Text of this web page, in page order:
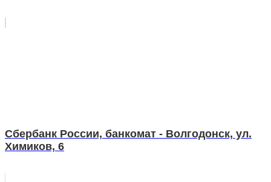
Сбербанк России, банкомат - Волгодонск, ул.
Химиков, 6